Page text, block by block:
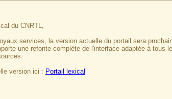
du CNRTL,
services, la version actuelle du portail sera
une refonte complète de l'interface adaptée à tous
version ici : Portail lexical